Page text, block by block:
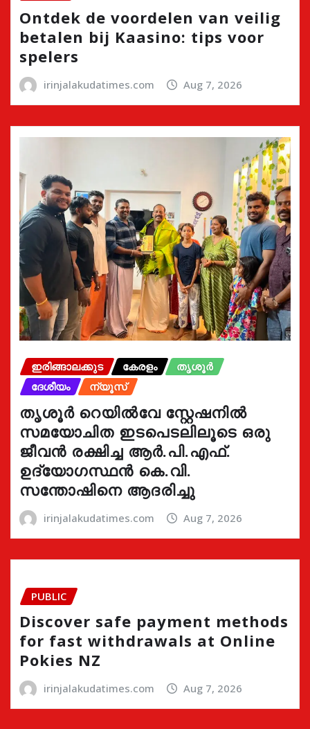
Ontdek de voordelen van veilig
betalen bij Kaasino: tips voor
spelers
irinjalakudatimes.com Aug 7, 2026
ഇരിങ്ങാലക്കുട കേരളം
തൃശൂർ
ദേശീയം
ന്യൂസ്
തൃശൂർ റെയിൽവേ സ്റ്റേഷനിൽ
സമയോചിത ഇടപെടലിലൂടെ ഒരു
ജീവൻ രക്ഷിച്ച ആർ.പി.എഫ്.
ഉദ്യോഗസ്ഥൻ കെ.വി.
സന്തോഷിനെ ആദരിച്ചു
irinjalakudatimes.com Aug 7, 2026
PUBLIC
Discover safe payment methods
for fast withdrawals at Online
Pokies NZ
irinjalakudatimes.com Aug 7, 2026